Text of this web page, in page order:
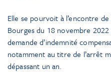
Elle se pourvoit à l’encontre
Bourges du 18 novembre
demande d’indemnité
notamment au titre de l’arrêt
dépassant un an.